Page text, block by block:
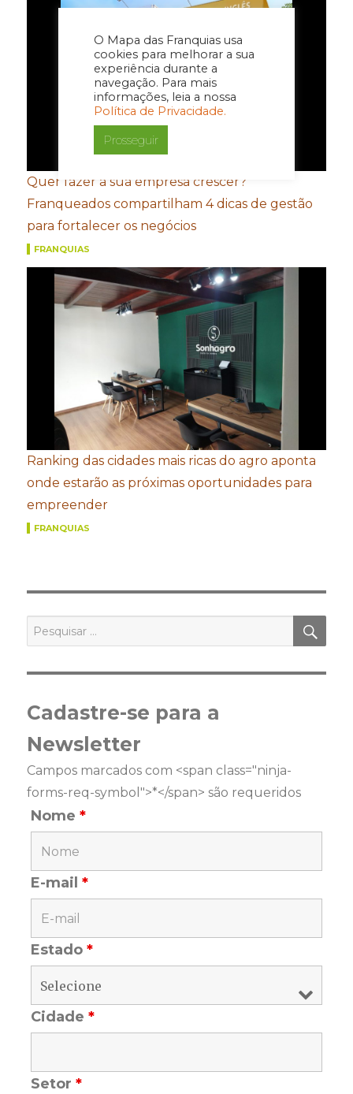
O Mapa das Franquias usa
cookies para melhorar a sua
experiência durante a
navegação. Para mais
informações, leia a nossa
Política de Privacidade.
Prosseguir
Quer fazer a sua empresa crescer?
Franqueados compartilham 4 dicas de gestão
para fortalecer os negócios
FRANQUIAS
Ranking das cidades mais ricas do agro aponta
onde estarão as próximas oportunidades para
empreender
FRANQUIAS
por:
Cadastre-se para a
Newsletter
Campos marcados com <span class="ninja-
forms-req-symbol">*</span> são requeridos
Nome*
E-mail*
Estado*
Cidade*
Setor*